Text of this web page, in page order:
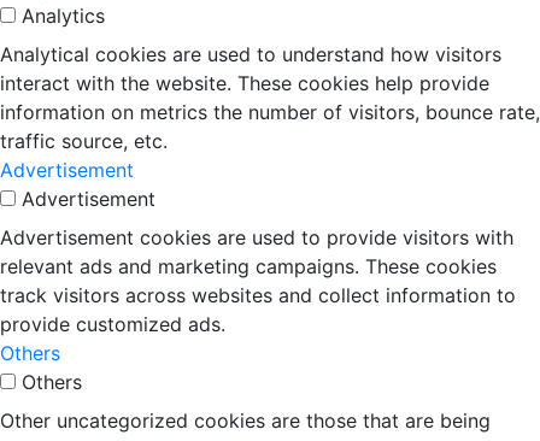
Analytics
Analytical cookies are used to understand how visitors
interact with the website. These cookies help provide
information on metrics the number of visitors, bounce rate,
traffic source, etc.
Advertisement
Advertisement
Advertisement cookies are used to provide visitors with
relevant ads and marketing campaigns. These cookies
track visitors across websites and collect information to
provide customized ads.
Others
Others
Other uncategorized cookies are those that are being